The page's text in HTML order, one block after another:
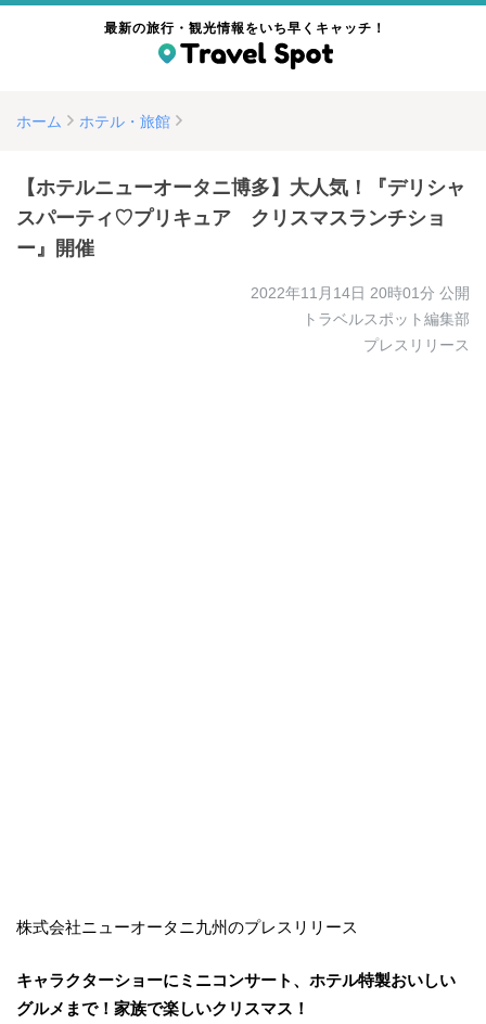
最新の旅行・観光情報をいち早くキャッチ！
ホーム ホテル・旅館
【ホテルニューオータニ博多】大人気！『デリシャ
スパーティ♡プリキュア クリスマスランチショ
ー』開催
2022年11月14日 20時01分 公開
トラベルスポット編集部
プレスリリース
株式会社ニューオータニ九州のプレスリリース
キャラクターショーにミニコンサート、ホテル特製おいしい
グルメまで！家族で楽しいクリスマス！